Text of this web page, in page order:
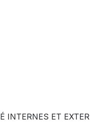
INTERNES ET